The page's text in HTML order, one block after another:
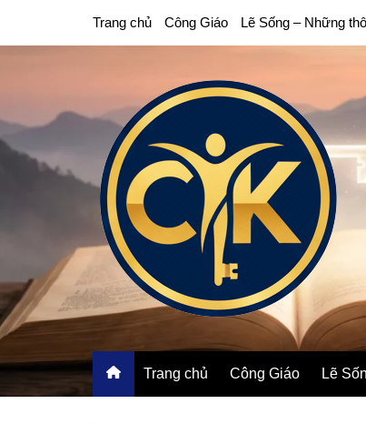
Trang chủ Công Giáo Lẽ Sống – Những
Trang chủ Công Giáo Lẽ